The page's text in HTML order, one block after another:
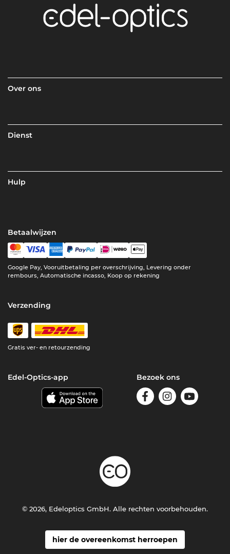
Over ons
Dienst
Hulp
Betaalwijzen
Google Pay, Vooruitbetaling per overschrijving, Levering onder
rembours, Automatische incasso, Koop op rekening
Verzending
Gratis ver- en retourzending
Edel-Optics-app Bezoek ons
hier de overeenkomst herroepen
© 2026, Edeloptics GmbH. Alle rechten voorbehouden.